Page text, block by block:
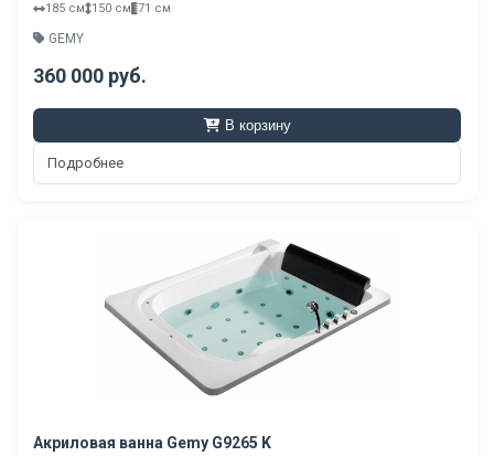
185 см 150 см 71 см
GEMY
360 000 руб.
В корзину
Подробнее
Акриловая ванна Gemy G9265 K